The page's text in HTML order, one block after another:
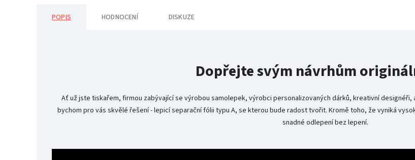
POPIS HODNOCENÍ DISKUZE
Dopřejte svým návrhům
Ať už jste tiskařem, firmou zabývající se výrobou samolepek, výrobci personalizovaných dárků, kreativní
bychom pro vás skvělé řešení - lepicí separační fólii typu A, se kterou bude radost tvořit. Kromě toho, že vyniká
snadné odlepení bez lepení.